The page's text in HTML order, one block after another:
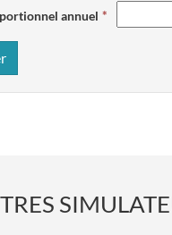
annuel